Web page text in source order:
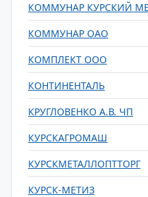
КОММУНАР КУРСКИЙ
КОММУНАР ОАО
КОМПЛЕКТ ООО
КОНТИНЕНТАЛЬ
КРУГЛОВЕНКО А.В. ЧП
КУРСКАГРОМАШ
КУРСКМЕТАЛЛОПТТОРГ
КУРСК-МЕТИЗ